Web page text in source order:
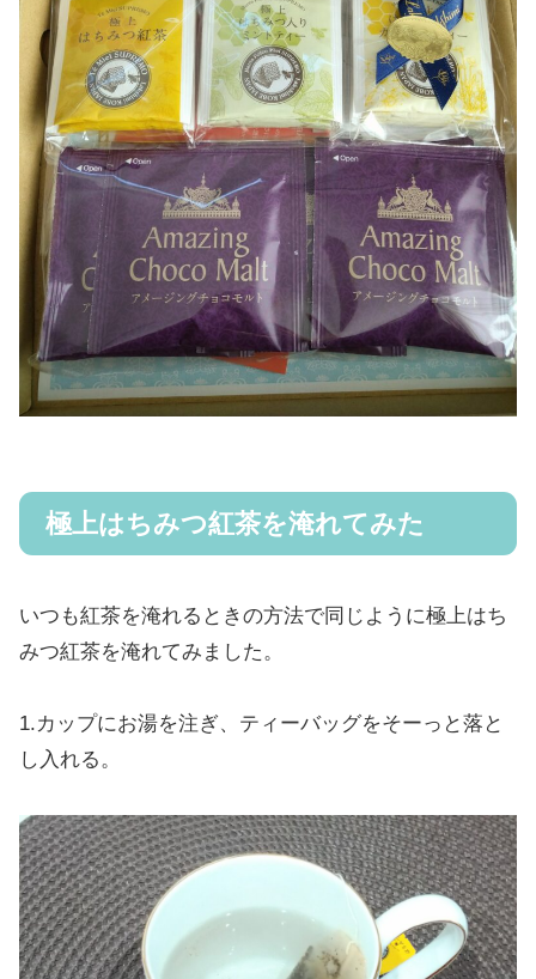
極上はちみつ紅茶を淹れてみた
いつも紅茶を淹れるときの方法で同じように極上はち
みつ紅茶を淹れてみました。
1.カップにお湯を注ぎ、ティーバッグをそーっと落と
し入れる。